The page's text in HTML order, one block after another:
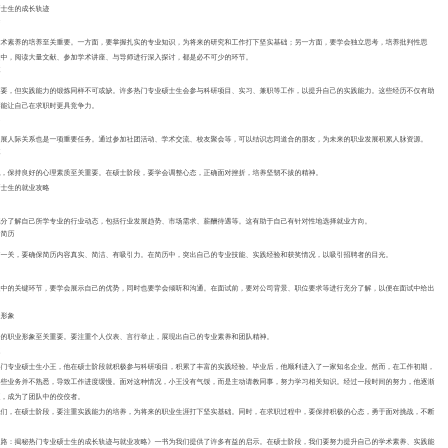
生的成长轨迹
素养的培养至关重要。一方面，要掌握扎实的专业知识，为将来的研究和工作打下坚实基础；另一方面，要学会独立思考，培养批判性思
，阅读大量文献、参加学术讲座、与导师进行深入探讨，都是必不可少的环节。
，但实践能力的锻炼同样不可或缺。许多热门专业硕士生会参与科研项目、实习、兼职等工作，以提升自己的实践能力。这些经历不仅有助
让自己在求职时更具竞争力。
人际关系也是一项重要任务。通过参加社团活动、学术交流、校友聚会等，可以结识志同道合的朋友，为未来的职业发展积累人脉资源。
保持良好的心理素质至关重要。在硕士阶段，要学会调整心态，正确面对挫折，培养坚韧不拔的精神。
生的就业攻略
了解自己所学专业的行业动态，包括行业发展趋势、市场需求、薪酬待遇等。这有助于自己有针对性地选择就业方向。
历
关，要确保简历内容真实、简洁、有吸引力。在简历中，突出自己的专业技能、实践经验和获奖情况，以吸引招聘者的目光。
的关键环节，要学会展示自己的优势，同时也要学会倾听和沟通。在面试前，要对公司背景、职位要求等进行充分了解，以便在面试中给出
象
职业形象至关重要。要注重个人仪表、言行举止，展现出自己的专业素养和团队精神。
专业硕士生小王，他在硕士阶段就积极参与科研项目，积累了丰富的实践经验。毕业后，他顺利进入了一家知名企业。然而，在工作初期，
业务并不熟悉，导致工作进度缓慢。面对这种情况，小王没有气馁，而是主动请教同事，努力学习相关知识。经过一段时间的努力，他逐渐
成为了团队中的佼佼者。
，在硕士阶段，要注重实践能力的培养，为将来的职业生涯打下坚实基础。同时，在求职过程中，要保持积极的心态，勇于面对挑战，不断
：揭秘热门专业硕士生的成长轨迹与就业攻略》一书为我们提供了许多有益的启示。在硕士阶段，我们要努力提升自己的学术素养、实践能